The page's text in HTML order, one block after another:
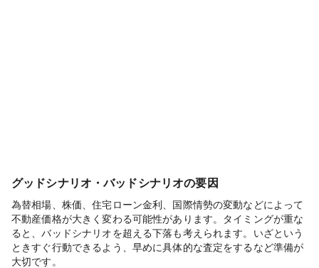
グッドシナリオ・バッドシナリオの要因
為替相場、株価、住宅ローン金利、国際情勢の変動などによって
不動産価格が大きく変わる可能性があります。タイミングが重な
ると、バッドシナリオを超える下落も考えられます。いざという
ときすぐ行動できるよう、早めに具体的な査定をするなど準備が
大切です。